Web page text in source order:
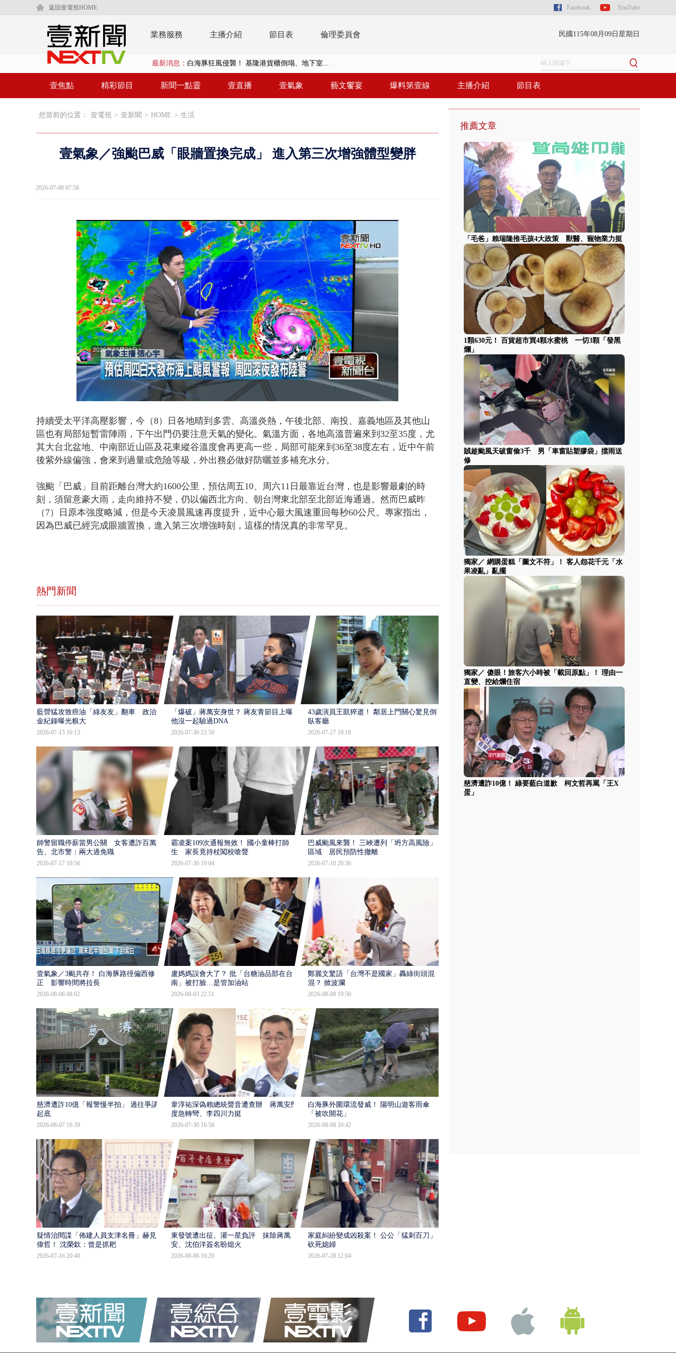
返回壹電視HOME Facebook YouTube
業務服務 主播介紹 節目表 倫理委員會 民國115年08月09日星期日
最新消息： 白海豚狂風侵襲！ 基隆港貨櫃倒塌、地下室...
慈濟遭詐10億！ 綠要藍白道歉 柯文哲再罵...
【新聞一點靈】里長參選人竟肇逃！ 連撞2車...
男子拒檢遭驗出毒、酒駕！ 2男開瑪莎拉蒂朝...
壹焦點 精彩節目 新聞一點靈 壹直播 壹氣象 藝文饗宴 爆料第壹線 主播介紹 節目表
您當前的位置： 壹電視 > 壹新聞 > HOME > 生活
壹氣象／強颱巴威「眼牆置換完成」 進入第三次增強體型變胖
2026-07-08 07:58
13.55%
持續受太平洋高壓影響，今（8）日各地晴到多雲、高溫炎熱，午後北部、南投、嘉義地區及其他山
區也有局部短暫雷陣雨，下午出門仍要注意天氣的變化。氣溫方面，各地高溫普遍來到32至35度，尤
其大台北盆地、中南部近山區及花東縱谷溫度會再更高一些，局部可能來到36至38度左右，近中午前
後紫外線偏強，會來到過量或危險等級，外出務必做好防曬並多補充水分。
強颱「巴威」目前距離台灣大約1600公里，預估周五10、周六11日最靠近台灣，也是影響最劇的時
刻，須留意豪大雨，走向維持不變，仍以偏西北方向、朝台灣東北部至北部近海通過。然而巴威昨
（7）日原本強度略減，但是今天凌晨風速再度提升，近中心最大風速重回每秒60公尺。專家指出，
因為巴威已經完成眼牆置換，進入第三次增強時刻，這樣的情況真的非常罕見。
熱門新聞
藍營猛攻致癌油「綠友友」翻車 政治獻
金紀錄曝光糗大
2026-07-15 16:13
「爆破」蔣萬安身世？ 蔣友青節目上曝：
他沒一起驗過DNA
2026-07-30 22:50
43歲演員王凱猝逝！ 鄰居上門關心驚見倒
臥客廳
2026-07-27 10:18
帥警留職停薪當男公關 女客遭詐百萬提
告、北市警：兩大過免職
2026-07-17 10:56
霸凌案109次通報無效！ 國小童棒打師
生 家長竟持杖闖校嗆聲
2026-07-30 19:04
巴威颱風來襲！ 三峽遭列「坍方高風險」
區域 居民預防性撤離
2026-07-10 20:36
壹氣象／3颱共存！ 白海豚路徑偏西修
正 影響時間將拉長
2026-08-06 08:02
盧媽媽誤會大了？ 批「台糖油品部在台
南」被打臉…是管加油站
2026-08-03 22:51
鄭麗文驚語「台灣不是國家」轟綠街頭混
混？ 掀波瀾
2026-08-08 19:50
慈濟遭詐10億「報警慢半拍」 過往爭議遭
起底
2026-08-07 16:39
韋淳祐深偽賴總統聲音遭查辦 蔣萬安態
度急轉彎、李四川力挺
2026-07-30 16:58
白海豚外圍環流發威！ 陽明山遊客雨傘
「被吹開花」
2026-08-08 20:42
疑情治間諜「佈建人員支津名冊」赫見黃
偉哲！ 沈榮欽：曾是抓耙
2026-07-16 20:48
東發號遭出征、灌一星負評 抹除蔣萬
安、沈伯洋簽名盼熄火
2026-08-06 16:20
家庭糾紛變成凶殺案！ 公公「猛刺百刀」
砍死媳婦
2026-07-28 12:04
推薦文章
「毛爸」賴瑞隆推毛孩4大政策 獸醫、寵物業力挺
1顆630元！ 百貨超市買4顆水蜜桃 一切3顆「發黑
爛」
賊趁颱風天破窗偷3千 男「車窗貼塑膠袋」擋雨送
修
獨家／ 網購蛋糕「圖文不符」！ 客人怨花千元「水
果凌亂」亂擺
獨家／ 傻眼！旅客六小時被「載回原點」！ 理由一
直變、控給爛住宿
慈濟遭詐10億！ 綠要藍白道歉 柯文哲再罵「王X
蛋」